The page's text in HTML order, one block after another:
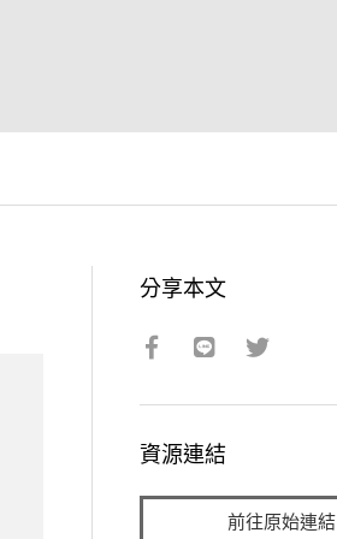
分享本文
資源連結
前往原始連結